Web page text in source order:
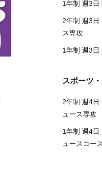
1年制 週3日
2年制 週3日
ス専攻
1年制 週3日
スポーツ
2年制 週4日
ュース専攻
1年制 週4日
ュースコース